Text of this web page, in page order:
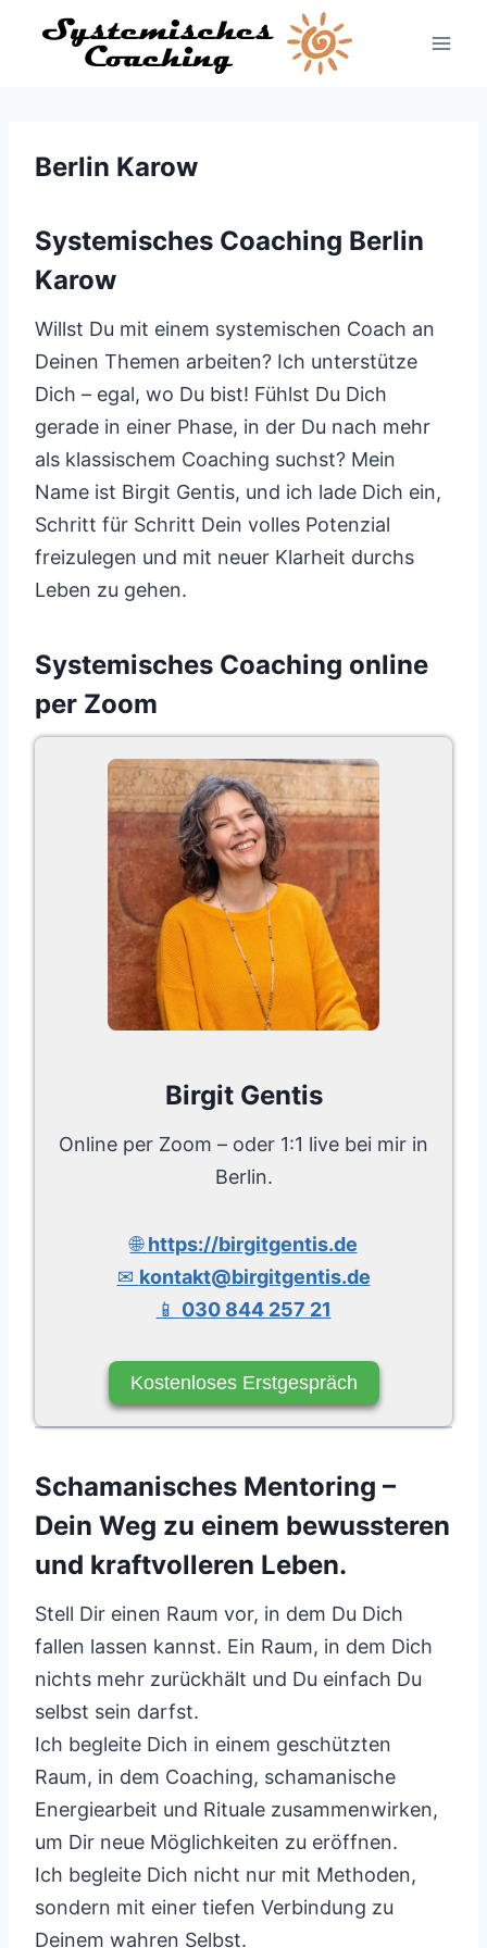
Inhalt
Berlin Karow
Systemisches Coaching Berlin
Karow
Willst Du mit einem systemischen Coach an
Deinen Themen arbeiten? Ich unterstütze
Dich – egal, wo Du bist! Fühlst Du Dich
gerade in einer Phase, in der Du nach mehr
als klassischem Coaching suchst? Mein
Name ist Birgit Gentis, und ich lade Dich ein,
Schritt für Schritt Dein volles Potenzial
freizulegen und mit neuer Klarheit durchs
Leben zu gehen.
Systemisches Coaching online
per Zoom
Birgit Gentis
Online per Zoom – oder 1:1 live bei mir in
Berlin.
🌐https://birgitgentis.de
✉ kontakt@birgitgentis.de
📱 030 844 257 21
Kostenloses Erstgespräch
Schamanisches Mentoring –
Dein Weg zu einem bewussteren
und kraftvolleren Leben.
Stell Dir einen Raum vor, in dem Du Dich
fallen lassen kannst. Ein Raum, in dem Dich
nichts mehr zurückhält und Du einfach Du
selbst sein darfst.
Ich begleite Dich in einem geschützten
Raum, in dem Coaching, schamanische
Energiearbeit und Rituale zusammenwirken,
um Dir neue Möglichkeiten zu eröffnen.
Ich begleite Dich nicht nur mit Methoden,
sondern mit einer tiefen Verbindung zu
Deinem wahren Selbst.